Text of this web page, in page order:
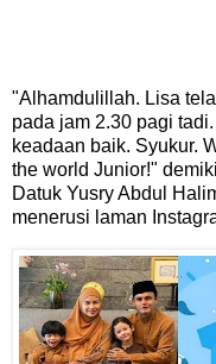
"Alhamdulillah. Lisa
pada jam 2.30 pagi
keadaan baik. Syukur.
the world Junior!"
Datuk Yusry Abdul
menerusi laman